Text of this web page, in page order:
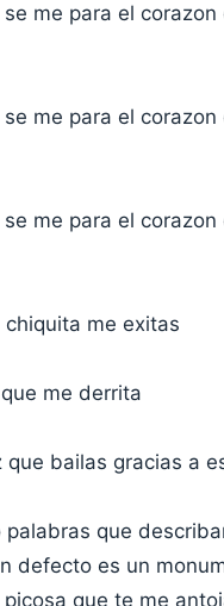
me para el
me para el
me para el
me exitas
me derrita
bailas gracias a
que
defecto es un
que te me